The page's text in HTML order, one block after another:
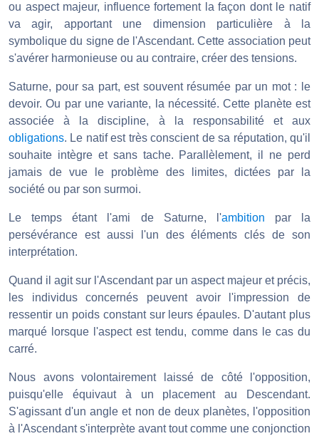
ou aspect majeur, influence fortement la façon dont le natif
va agir, apportant une dimension particulière à la
symbolique du signe de l'Ascendant. Cette association peut
s'avérer harmonieuse ou au contraire, créer des tensions.
Saturne, pour sa part, est souvent résumée par un mot : le
devoir. Ou par une variante, la nécessité. Cette planète est
associée à la discipline, à la responsabilité et aux
obligations. Le natif est très conscient de sa réputation, qu'il
souhaite intègre et sans tache. Parallèlement, il ne perd
jamais de vue le problème des limites, dictées par la
société ou par son surmoi.
Le temps étant l'ami de Saturne, l'ambition par la
persévérance est aussi l'un des éléments clés de son
interprétation.
Quand il agit sur l'Ascendant par un aspect majeur et précis,
les individus concernés peuvent avoir l'impression de
ressentir un poids constant sur leurs épaules. D'autant plus
marqué lorsque l'aspect est tendu, comme dans le cas du
carré.
Nous avons volontairement laissé de côté l'opposition,
puisqu'elle équivaut à un placement au Descendant.
S'agissant d'un angle et non de deux planètes, l'opposition
à l'Ascendant s'interprète avant tout comme une conjonction